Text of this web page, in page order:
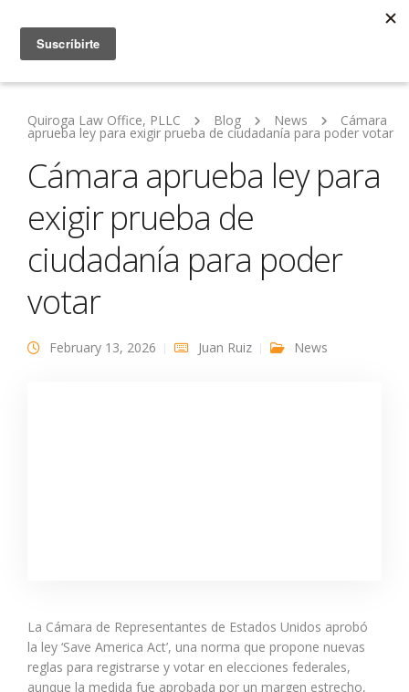
Quiroga Law Office, PLLC Blog News Cámara
aprueba ley para exigir prueba de ciudadanía para poder votar
Cámara aprueba ley para
exigir prueba de
ciudadanía para poder
votar
February 13, 2026 Juan Ruiz News
La Cámara de Representantes de Estados Unidos aprobó
la ley ‘Save America Act’, una norma que propone nuevas
reglas para registrarse y votar en elecciones federales,
aunque la medida fue aprobada por un margen estrecho,